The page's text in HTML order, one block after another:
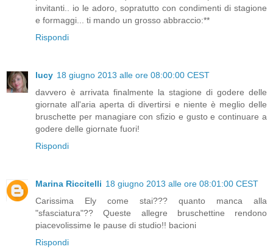
invitanti.. io le adoro, sopratutto con condimenti di stagione
e formaggi... ti mando un grosso abbraccio:**
Rispondi
lucy 18 giugno 2013 alle ore 08:00:00 CEST
davvero è arrivata finalmente la stagione di godere delle
giornate all'aria aperta di divertirsi e niente è meglio delle
bruschette per managiare con sfizio e gusto e continuare a
godere delle giornate fuori!
Rispondi
Marina Riccitelli 18 giugno 2013 alle ore 08:01:00 CEST
Carissima Ely come stai??? quanto manca alla
"sfasciatura"?? Queste allegre bruschettine rendono
piacevolissime le pause di studio!! bacioni
Rispondi